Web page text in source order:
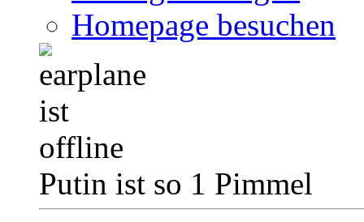
Homepage besuchen
Putin ist so 1 Pimmel